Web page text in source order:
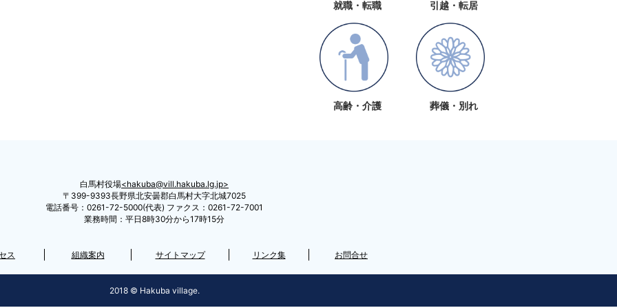
就職・転職 引越・転居
高齢・介護 葬儀・別れ
白馬村役場 hakuba@vill.hakuba.lg.jp
〒399-9393長野県北安曇郡白馬村大字北城7025
電話番号：0261-72-5000(代表) ファクス：0261-72-7001
業務時間：平日8時30分から17時15分
ス 組織案内 サイトマップ リンク集 お問合せ
2018 © Hakuba village.